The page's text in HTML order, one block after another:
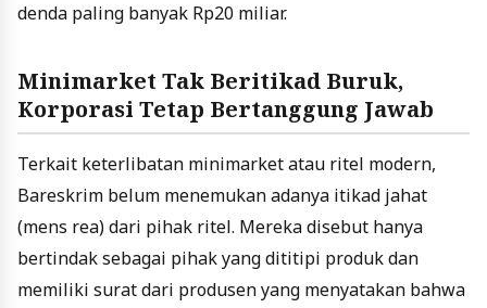
denda paling banyak Rp20 miliar.
Minimarket Tak Beritikad Buruk,
Korporasi Tetap Bertanggung Jawab
Terkait keterlibatan minimarket atau ritel modern,
Bareskrim belum menemukan adanya itikad jahat
(mens rea) dari pihak ritel. Mereka disebut hanya
bertindak sebagai pihak yang dititipi produk dan
memiliki surat dari produsen yang menyatakan bahwa